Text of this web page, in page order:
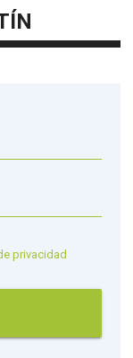
privacidad